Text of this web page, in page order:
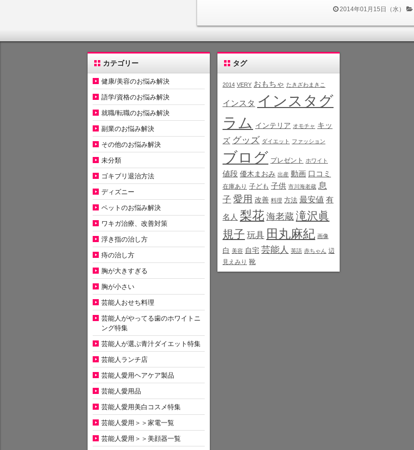
2014年01月15日（水）
カテゴリー
健康/美容のお悩み解決
語学/資格のお悩み解決
就職/転職のお悩み解決
副業のお悩み解決
その他のお悩み解決
未分類
ゴキブリ退治方法
ディズニー
ペットのお悩み解決
ワキガ治療、改善対策
浮き指の治し方
痔の治し方
胸が大きすぎる
胸が小さい
芸能人おせち料理
芸能人がやってる歯のホワイトニ
ング特集
芸能人が選ぶ青汁ダイエット特集
芸能人ランチ店
芸能人愛用ヘアケア製品
芸能人愛用品
芸能人愛用美白コスメ特集
芸能人愛用＞＞家電一覧
芸能人愛用＞＞美顔器一覧
タグ
2014 VERY おもちゃ たきざわまきこ
インスタ インスタグ
ラム インテリア オモチャ キッ
ズ グッズ ダイエット ファッション
ブログ プレゼント ホワイト
値段 優木まおみ 出産 動画 口コミ
在庫あり 子ども 子供 市川海老蔵 息
子 愛用 改善 料理 方法 最安値 有
名人 梨花 海老蔵 滝沢眞
規子 玩具 田丸麻紀 画像
白 美容 自宅 芸能人 英語 赤ちゃん 辺
見えみり 靴